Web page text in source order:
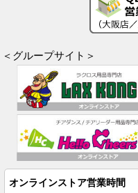
＜グループサイト＞
オンラインストア営業時間